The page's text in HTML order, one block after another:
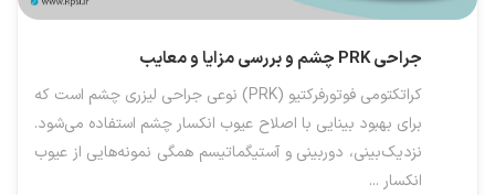
جراحی PRK چشم و بررسی مزایا و معایب
کراتکتومی فوتورفرکتیو (PRK) نوعی جراحی لیزری چشم است که
برای بهبود بینایی با اصلاح عیوب انکسار چشم استفاده می‌شود.
نزدیک‌بینی، دوربینی و آستیگماتیسم همگی نمونه‌هایی از عیوب
انکسار ...